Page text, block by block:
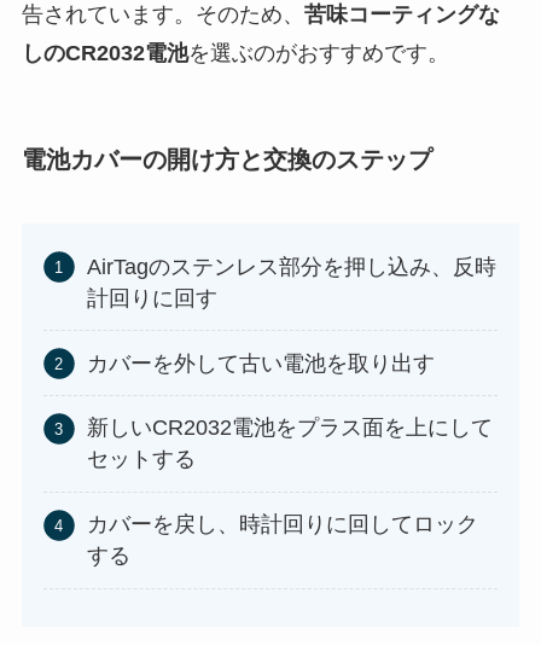
告されています。そのため、 苦味コーティングな
しのCR2032電池を選ぶのがおすすめです。
電池カバーの開け方と交換のステップ
AirTagのステンレス部分を押し込み、反時
計回りに回す
カバーを外して古い電池を取り出す
新しいCR2032電池をプラス面を上にして
セットする
カバーを戻し、時計回りに回してロック
する